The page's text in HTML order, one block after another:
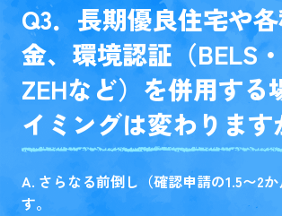
Q3．長期優良住宅や
金、環境認証（BELS・
ZEHなど）を併用する
イミングは変わります
A. さらなる前倒し（確認申請の1.5〜2
す。